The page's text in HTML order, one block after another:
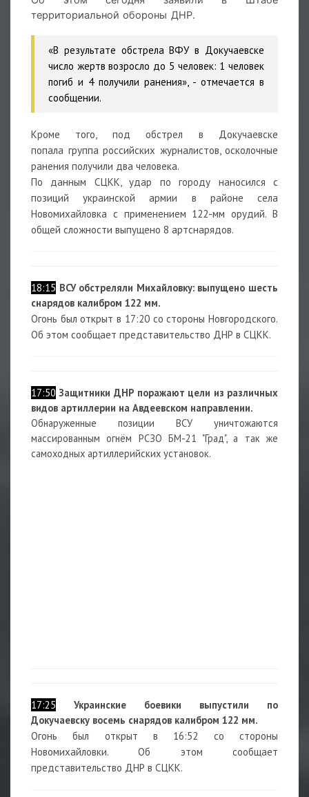
территориальной обороны ДНР.
«В результате обстрела ВФУ в Докучаевске
число жертв возросло до 5 человек: 1 человек
погиб и 4 получили ранения», - отмечается в
сообщении.
Кроме того, под обстрел в Докучаевске
попала группа российских журналистов, осколочные
ранения получили два человека.
По данным СЦКК, удар по городу наносился с
позиций украинской армии в районе села
Новомихайловка с применением 122-мм орудий. В
общей сложности выпущено 8 артснарядов.
18:15 ВСУ обстреляли Михайловку: выпущено шесть
снарядов калибром 122 мм.
Огонь был открыт в 17:20 со стороны Новгородского.
Об этом сообщает представительство ДНР в СЦКК.
17:50 Защитники ДНР поражают цели из различных
видов артиллерии на Авдеевском направлении.
Обнаруженные позиции ВСУ уничтожаются
массированным огнём РСЗО БМ-21 "Град", а так же
самоходных артиллерийских установок.
17:25
Украинские боевики выпустили по
Докучаевску восемь снарядов калибром 122 мм.
Огонь был открыт в 16:52 со стороны
Новомихайловки. Об этом сообщает
представительство ДНР в СЦКК.